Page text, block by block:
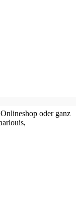
oder ganz